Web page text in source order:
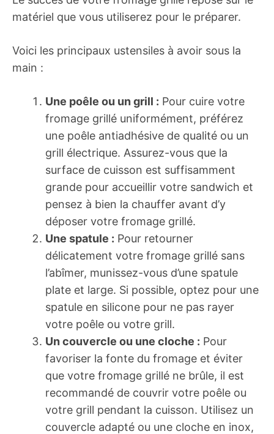
matériel que vous utiliserez pour le préparer.
Voici les principaux ustensiles à avoir sous la
main :
Une poêle ou un grill : Pour cuire votre
fromage grillé uniformément, préférez
une poêle antiadhésive de qualité ou un
grill électrique. Assurez-vous que la
surface de cuisson est suffisamment
grande pour accueillir votre sandwich et
pensez à bien la chauffer avant d’y
déposer votre fromage grillé.
Une spatule : Pour retourner
délicatement votre fromage grillé sans
l’abîmer, munissez-vous d’une spatule
plate et large. Si possible, optez pour une
spatule en silicone pour ne pas rayer
votre poêle ou votre grill.
Un couvercle ou une cloche : Pour
favoriser la fonte du fromage et éviter
que votre fromage grillé ne brûle, il est
recommandé de couvrir votre poêle ou
votre grill pendant la cuisson. Utilisez un
couvercle adapté ou une cloche en inox,